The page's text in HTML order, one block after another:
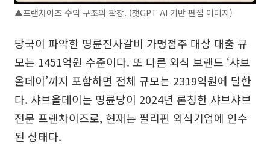
▲프랜차이즈 수익 구조의 확장. (챗GPT AI 기반 편집 이미지)
당국이 파악한 명륜진사갈비 가맹점주 대상 대출 규
모는 1451억원 수준이다. 또 다른 외식 브랜드 ‘샤브
올데이’까지 포함하면 전체 규모는 2319억원에 달한
다. 샤브올데이는 명륜당이 2024년 론칭한 샤브샤브
전문 프랜차이즈로, 현재는 필리핀 외식기업에 인수
된 상태다.